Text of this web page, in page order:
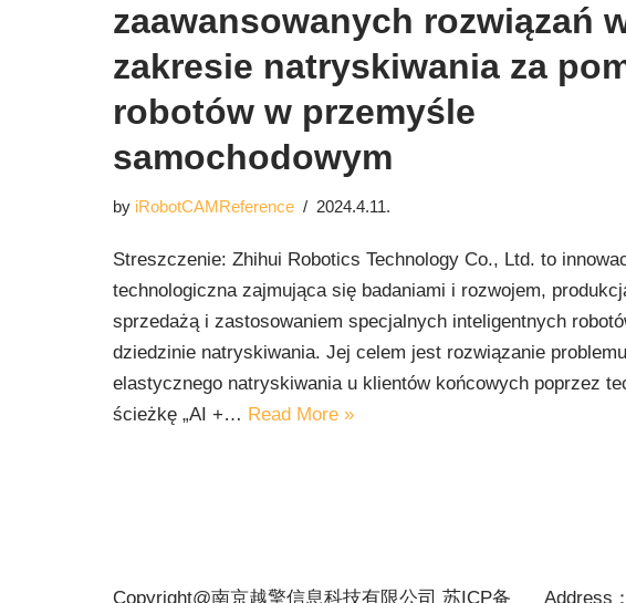
zaawansowanych rozwiązań
zakresie natryskiwania za
robotów w przemyśle
samochodowym
by iRobotCAMReference 2024.4.11.
Streszczenie: Zhihui Robotics Technology Co., Ltd. to
technologiczna zajmująca się badaniami i rozwojem,
sprzedażą i zastosowaniem specjalnych inteligentnych
dziedzinie natryskiwania. Jej celem jest rozwiązanie problemu
elastycznego natryskiwania u klientów końcowych poprzez
ścieżkę „AI +… Read More »
Copyright@南京越擎信息科技有限公司 苏ICP备 Address